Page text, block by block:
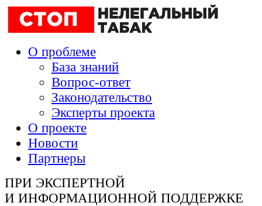
О проблеме
База знаний
Вопрос-ответ
Законодательство
Эксперты проекта
О проекте
Новости
Партнеры
ПРИ ЭКСПЕРТНОЙ
И ИНФОРМАЦИОННОЙ ПОДДЕРЖКЕ